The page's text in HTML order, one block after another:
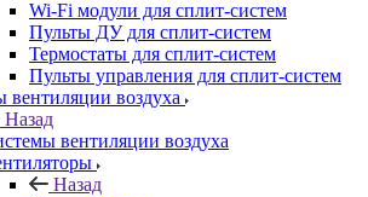
Wi-Fi модули для сплит-систем
Пульты ДУ для сплит-систем
Термостаты для сплит-систем
Пульты управления для сплит-систем
вентиляции воздуха
Назад
вентиляции воздуха
Назад